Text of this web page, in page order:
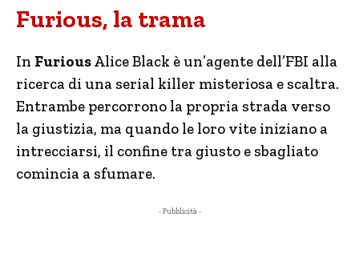
Furious, la trama
In FuriousAlice Black è un’agente dell’FBI alla
ricerca di una serial killer misteriosa e scaltra.
Entrambe percorrono la propria strada verso
la giustizia, ma quando le loro vite iniziano a
intrecciarsi, il confine tra giusto e sbagliato
comincia a sfumare.
- Pubblicità -